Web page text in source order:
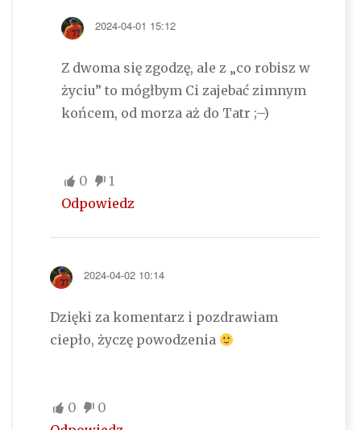
2024-04-01 15:12
Z dwoma się zgodzę, ale z „co robisz w
życiu” to mógłbym Ci zajebać zimnym
końcem, od morza aż do Tatr ;–)
0
1
Odpowiedz
2024-04-02 10:14
Dzięki za komentarz i pozdrawiam
ciepło, życzę powodzenia
0
0